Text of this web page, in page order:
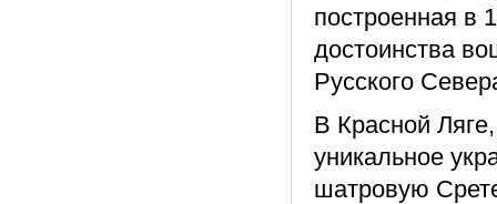
построенная в
достоинства
Русского
В Красной
уникальное
шатровую